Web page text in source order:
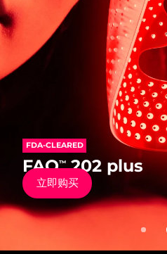
FAQ™202
抗老硅胶彩光面罩仪
立即购买
FDA-CLEARED
FAQ™202 plus
立即购买
FAQ™ Dual LED Panel
热门产品
特别优惠
美国
英国
法国
德国
加拿大